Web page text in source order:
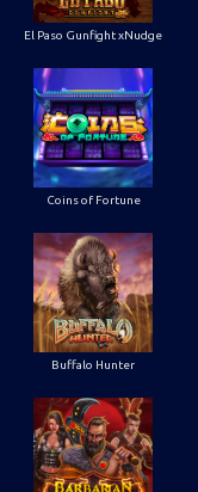
El Paso Gunfight xNudge
Coins of Fortune
Buffalo Hunter